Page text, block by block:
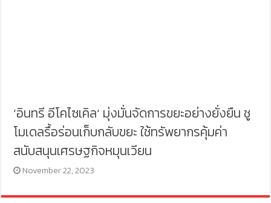
‘อินทรี อีโคไซเคิล’ มุ่งมั่นจัดการขยะอย่างยั่งยืน ชู
โมเดลรื้อร่อนเก็บกลับขยะ ใช้ทรัพยากรคุ้มค่า
สนับสนุนเศรษฐกิจหมุนเวียน
November 22, 2023